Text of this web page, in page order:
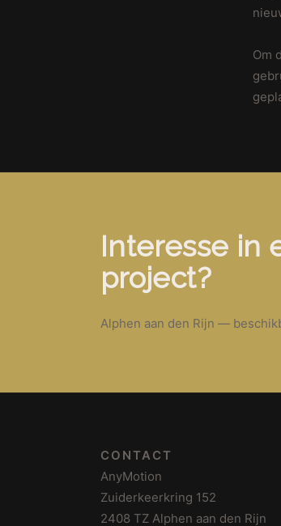
Om
Interesse in
project?
Alphen aan den Rijn —
CONTACT
AnyMotion
Zuiderkeerkring 152
2408 TZ Alphen aan den Rijn